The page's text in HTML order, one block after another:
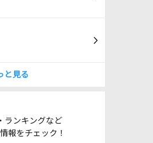
と見る
ランキングなど
報をチェック！